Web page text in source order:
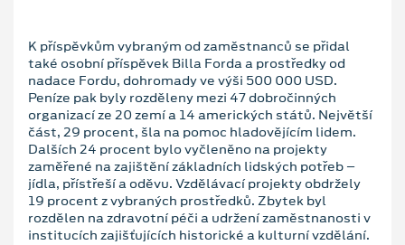
K příspěvkům vybraným od zaměstnanců se přidal
také osobní příspěvek Billa Forda a prostředky od
nadace Fordu, dohromady ve výši 500 000 USD.
Peníze pak byly rozděleny mezi 47 dobročinných
organizací ze 20 zemí a 14 amerických států. Největší
část, 29 procent, šla na pomoc hladovějícím lidem.
Dalších 24 procent bylo vyčleněno na projekty
zaměřené na zajištění základních lidských potřeb –
jídla, přístřeší a oděvu. Vzdělávací projekty obdržely
19 procent z vybraných prostředků. Zbytek byl
rozdělen na zdravotní péči a udržení zaměstnanosti v
institucích zajišťujících historické a kulturní vzdělání.